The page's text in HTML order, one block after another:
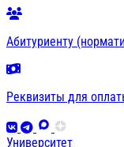
Абитуриенту
Реквизиты для
Университет